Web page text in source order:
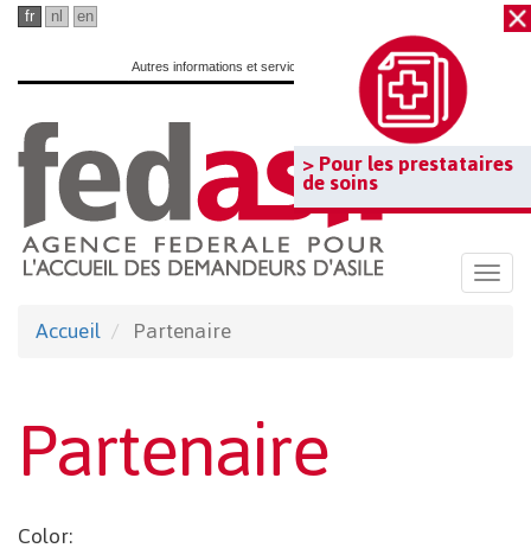
Passer
contenu
principal
> Pour les prestataires
de soins
fr nl en
Autres informations et services officiels :www.belgium.be
Accueil Partenaire
Partenaire
Color: